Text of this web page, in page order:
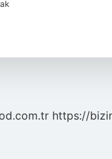
https://